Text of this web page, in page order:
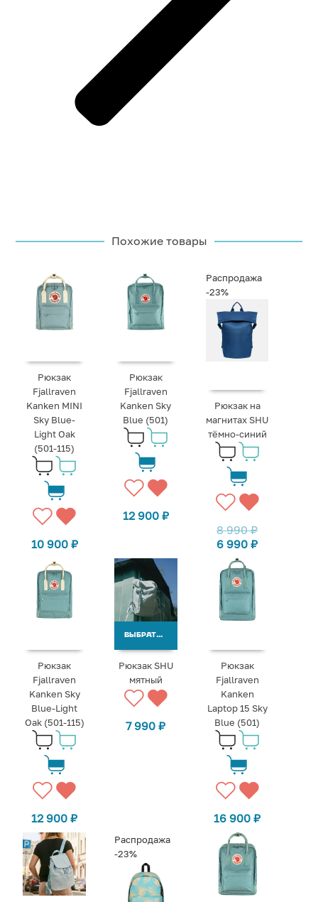
Похожие товары
Рюкзак
Fjallraven
Kanken MINI
Sky Blue-
Light Oak
(501-115)
10 900 ₽
Рюкзак
Fjallraven
Kanken Sky
Blue (501)
12 900 ₽
Распродажа
-23%
Рюкзак на
магнитах SHU
тёмно-синий
8 990₽
6 990₽
Рюкзак
Fjallraven
Kanken Sky
Blue-Light
Oak (501-115)
12 900₽
ВЫБРАТЬ ВАРИАНТЫ
Рюкзак SHU
мятный
7 990₽
Рюкзак
Fjallraven
Kanken
Laptop 15 Sky
Blue (501)
16 900₽
Распродажа
-23%